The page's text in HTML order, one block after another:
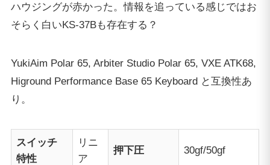
ハウジングが赤かった。情報を追っている感じではお
そらく白いKS-37Bも存在する？
YukiAim Polar 65, Arbiter Studio Polar 65, VXE ATK68,
Higround Performance Base 65 Keyboard と互換性あ
り。
スイッチ
特性
リニ
ア
押下圧 30gf/50gf